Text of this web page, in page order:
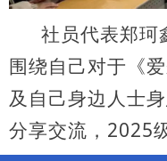
社员代表郑珂
围绕自己对于《
及自己身边人士
分享交流，2025